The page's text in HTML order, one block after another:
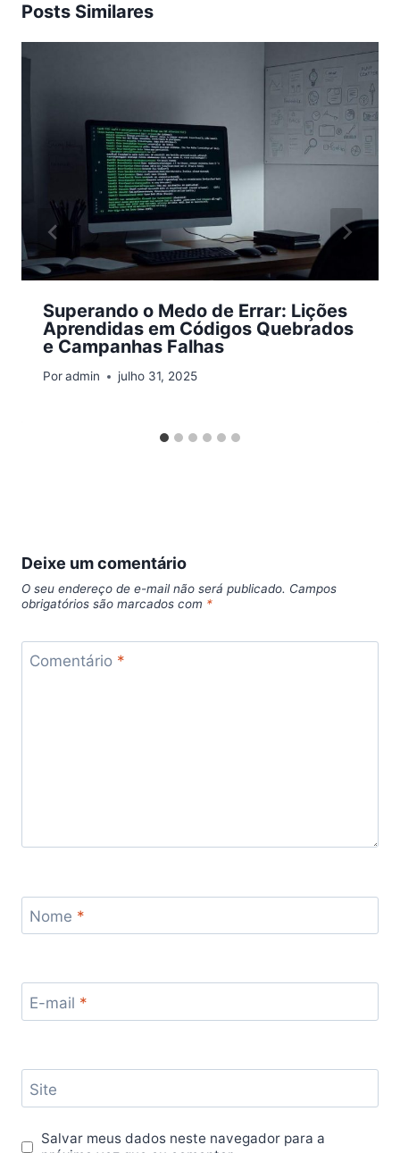
Posts Similares
Superando o Medo de Errar: Lições
Aprendidas em Códigos Quebrados
e Campanhas Falhas
Poradmin julho 31, 2025
Deixe um comentário
O seu endereço de e-mail não será publicado. Campos
obrigatórios são marcados com *
Comentário *
Nome *
E-mail *
Site
Salvar meus dados neste navegador para a